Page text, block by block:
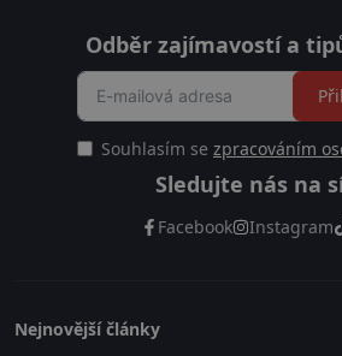
Odběr zajímavostí a
Souhlasím se zpracováním
Sledujte nás na
Facebook Instagram
Nejnovější články